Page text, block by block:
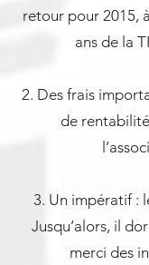
retour pour 2015,
ans de la
2. Des frais
de
3. Un impératif :
Jusqu’alors, il
merci des